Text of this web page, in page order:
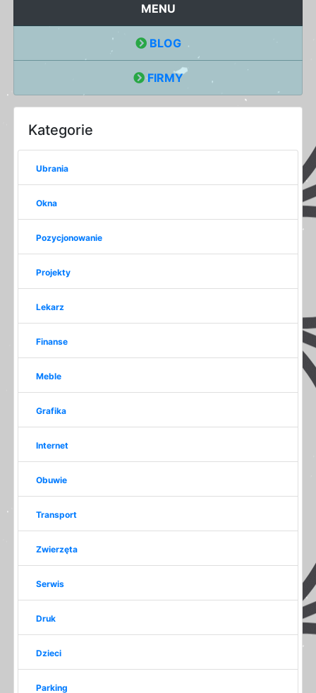
MENU
BLOG
FIRMY
Kategorie
Ubrania
Okna
Pozycjonowanie
Projekty
Lekarz
Finanse
Meble
Grafika
Internet
Obuwie
Transport
Zwierzęta
Serwis
Druk
Dzieci
Parking